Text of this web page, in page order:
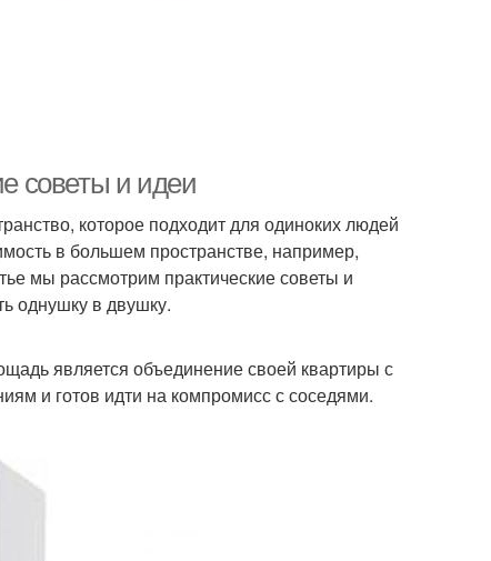
советы и идеи
которое подходит для одиноких людей
в большем пространстве, например,
мы рассмотрим практические советы и
однушку в двушку.
является объединение своей квартиры с
и готов идти на компромисс с соседями.